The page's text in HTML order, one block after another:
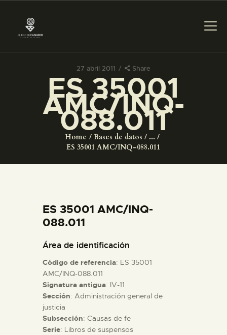
27 abril 2011 Share
ES 35001
AMC/INQ-
088.011
Home Bases de datos
...
ES 35001 AMC/INQ-088.011
PREPARAR LA VISITA
ACTIVIDADES
COLECCIONES
ESPAÑOL
PREPARAR LA VISITA
ACTIVIDADES
ES 35001 AMC/INQ-
088.011
Área de identificación
Código de referencia: ES 35001
AMC/INQ-088.011
Signatura antigua: IV-11
Sección: Administración general de
justicia
Subsección: Causas de fe
Serie: Libros de suspensos